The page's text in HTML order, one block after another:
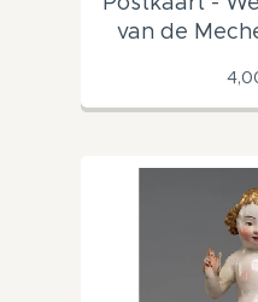
van de